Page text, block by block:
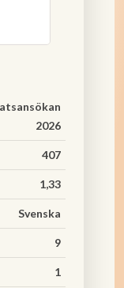
2026
407
1,33
Svenska
9
1